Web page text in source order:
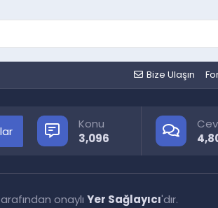
Bize Ulaşın
Konu
3,096
onaylı Yer Sağlayıcı'dır.